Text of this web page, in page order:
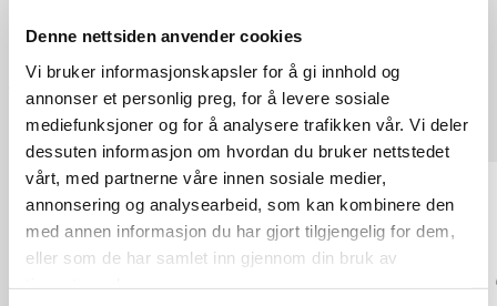
Denne nettsiden anvender cookies
Vi bruker informasjonskapsler for å gi innhold og
annonser et personlig preg, for å levere sosiale
mediefunksjoner og for å analysere trafikken vår. Vi deler
dessuten informasjon om hvordan du bruker nettstedet
vårt, med partnerne våre innen sosiale medier,
annonsering og analysearbeid, som kan kombinere den
med annen informasjon du har gjort tilgjengelig for dem,
eller som de har samlet inn gjennom din bruk av
Kontakt
Anmeldelser
Populære produkter